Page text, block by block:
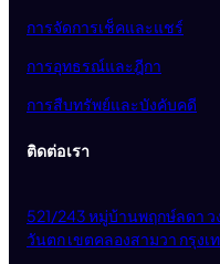
การจัดการเช็คและแชร์
การอุทธรณ์และฎีกา
การสืบทรัพย์และบังคับคดี
ติดต่อเรา
521/243 หมู่บ้านพฤกษ์ลดา
วันตก เขตคลองสามวา กรุงเ